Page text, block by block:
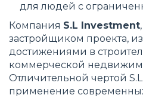
для людей с
Компания S.L Investment
застройщиком проекта,
достижениями в
коммерческой
Отличительной чертой
применение